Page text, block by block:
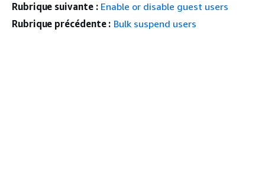
Rubrique suivante : Enable or disable guest users
Rubrique précédente : Bulk suspend users